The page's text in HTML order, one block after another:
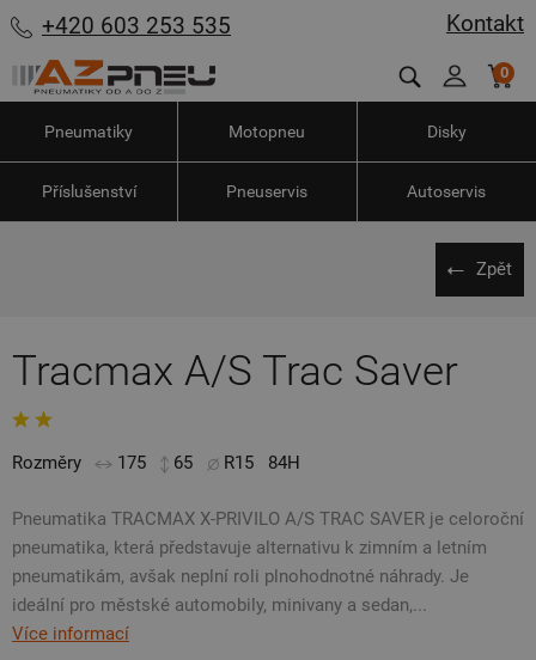
Kontakt
+420 603 253 535
0
Pneumatiky Motopneu Disky
Příslušenství Pneuservis Autoservis
Zpět
Tracmax A/S Trac Saver
Rozměry 175 65 R15 84H
Pneumatika TRACMAX X-PRIVILO A/S TRAC SAVER je celoroční
pneumatika, která představuje alternativu k zimním a letním
pneumatikám, avšak neplní roli plnohodnotné náhrady. Je
ideální pro městské automobily, minivany a sedan,...
Více informací